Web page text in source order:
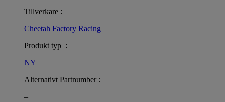
Tillverkare :
Cheetah Factory Racing
Produkt typ :
NY
Alternativt Partnumber :
–